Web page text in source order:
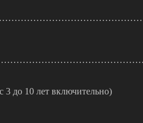
3 до 10 лет включительно)